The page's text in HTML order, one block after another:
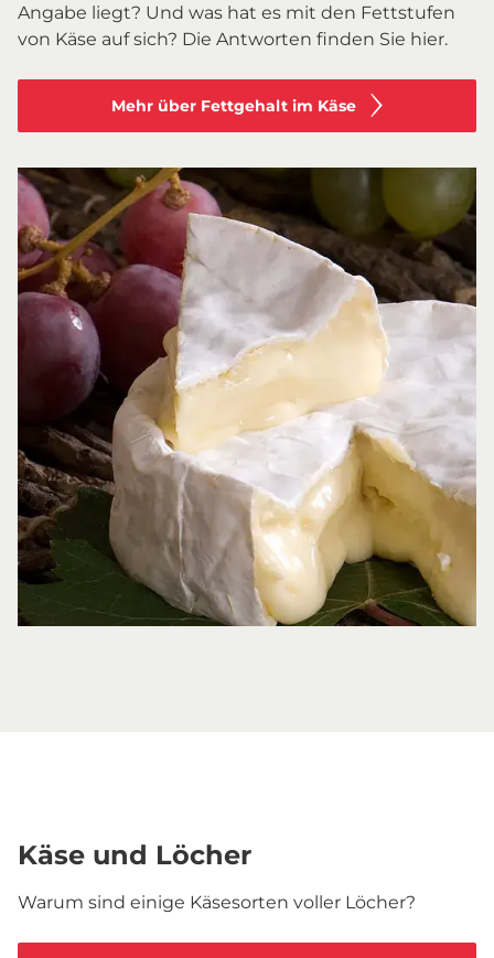
Angabe liegt? Und was hat es mit den Fettstufen
von Käse auf sich? Die Antworten finden Sie hier.
Mehr über Fettgehalt im Käse
Käse und Löcher
Warum sind einige Käsesorten voller Löcher?